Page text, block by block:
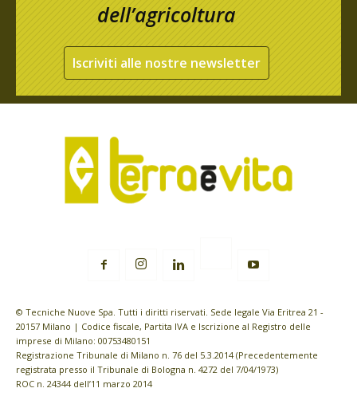
dell’agricoltura
Iscriviti alle nostre newsletter
© Tecniche Nuove Spa. Tutti i diritti riservati. Sede legale Via Eritrea 21 -
20157 Milano | Codice fiscale, Partita IVA e Iscrizione al Registro delle
imprese di Milano: 00753480151
Registrazione Tribunale di Milano n. 76 del 5.3.2014 (Precedentemente
registrata presso il Tribunale di Bologna n. 4272 del 7/04/1973)
ROC n. 24344 dell’11 marzo 2014